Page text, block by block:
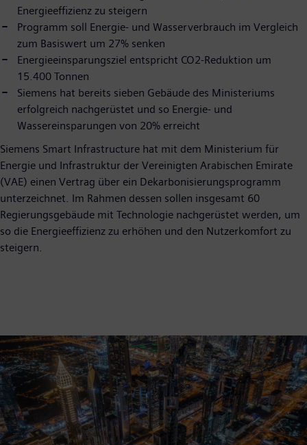
Energieeffizienz zu steigern
Programm soll Energie- und Wasserverbrauch im Vergleich
zum Basiswert um 27% senken
Energieeinsparungsziel entspricht CO2-Reduktion um
15.400 Tonnen
Siemens hat bereits sieben Gebäude des Ministeriums
erfolgreich nachgerüstet und so Energie- und
Wassereinsparungen von 20% erreicht
Siemens Smart Infrastructure hat mit dem Ministerium für
Energie und Infrastruktur der Vereinigten Arabischen Emirate
(VAE) einen Vertrag über ein Dekarbonisierungsprogramm
unterzeichnet. Im Rahmen dessen sollen insgesamt 60
Regierungsgebäude mit Technologie nachgerüstet werden, um
so die Energieeffizienz zu erhöhen und den Nutzerkomfort zu
steigern.